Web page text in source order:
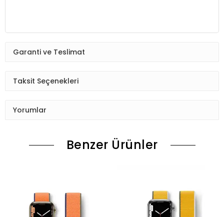
Garanti ve Teslimat
Taksit Seçenekleri
Yorumlar
Benzer Ürünler